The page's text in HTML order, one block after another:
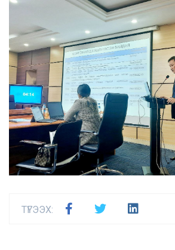
ТҮГЭЭХ: